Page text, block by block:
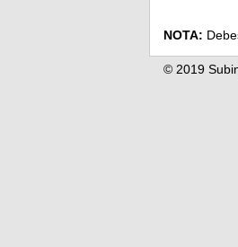
NOTA:
© 2019